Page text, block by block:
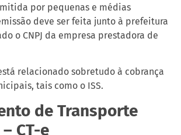
por pequenas e médias
deve ser feita junto à prefeitura
o CNPJ da empresa prestadora de
relacionado sobretudo à cobrança
tais como o ISS.
de Transporte
CT-e